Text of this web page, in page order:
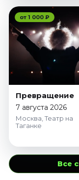
от 1 000 ₽
Превращение
7 августа 2026
Москва, Театр на
Таганке
Все